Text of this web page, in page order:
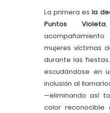
La primera esla
Puntos Violeta
mujeres víctimas
durante las
escudándose en
inclusión al
—eliminando así
color